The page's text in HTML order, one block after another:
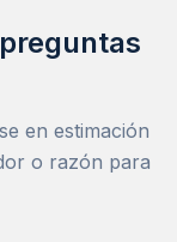
en estimación
o razón para